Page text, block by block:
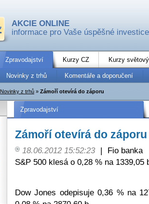
AKCIE ONLINE
informace pro Vaše úspěšné investice
Zpravodajství Kurzy CZ Kurzy
Novinky z trhů Komentáře a doporučení
Novinky z trhů » Zámoří otevírá do záporu
Zpravodajství
Zámoří otevírá do záporu
18.06.2012 15:52:23 |
Fio banka
S&P 500 klesá o 0,28 % na 1339,05
Dow Jones odepisuje 0,36 % na